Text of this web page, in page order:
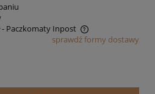
- Paczkomaty Inpost
kosztów płatności
sprawdź formy dostawy